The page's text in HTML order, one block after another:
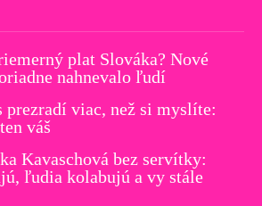
plat Slováka? Nové
nahnevalo ľudí
prezradí viac, než si myslíte:
váš
Kavaschová bez servítky:
ľudia kolabujú a vy stále